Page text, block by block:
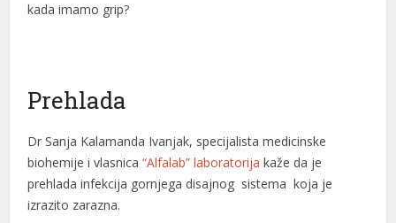
kada imamo grip?
Prehlada
Dr Sanja Kalamanda Ivanjak, specijalista medicinske
biohemije i vlasnica“Alfalab” laboratorija kaže da je
prehlada infekcija gornjega disajnog sistema koja je
izrazito zarazna.